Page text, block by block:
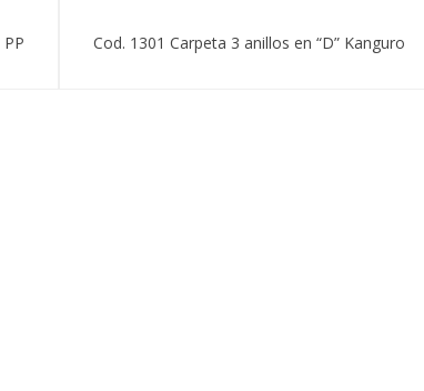
Cod. 1301 Carpeta 3 anillos en “D” Kanguro